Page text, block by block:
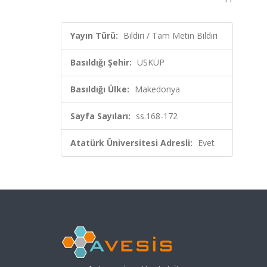
Yayın Türü: Bildiri / Tam Metin Bildiri
Basıldığı Şehir: ÜSKÜP
Basıldığı Ülke: Makedonya
Sayfa Sayıları: ss.168-172
Atatürk Üniversitesi Adresli: Evet